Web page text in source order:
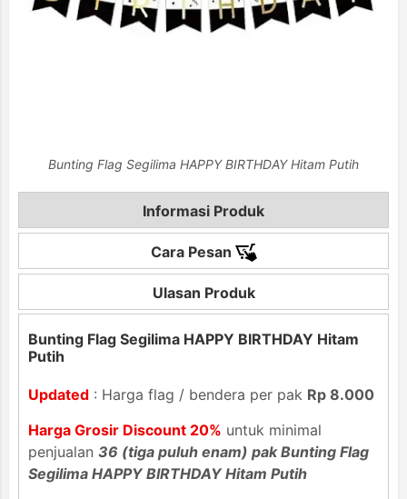
Bunting Flag Segilima HAPPY BIRTHDAY Hitam Putih
Informasi Produk
Bunting Flag Segilima HAPPY BIRTHDAY Hitam
Putih
Updated : Harga flag / bendera per pak Rp 8.000
Harga Grosir Discount 20% untuk minimal
penjualan 36 (tiga puluh enam) pak Bunting Flag
Segilima HAPPY BIRTHDAY Hitam Putih
Cara Pesan
Ulasan Produk